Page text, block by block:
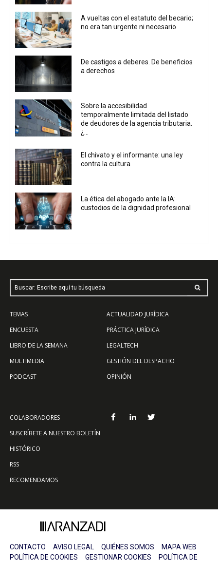
A vueltas con el estatuto del becario;
no era tan urgente ni necesario
De castigos a deberes. De beneficios
a derechos
Sobre la accesibilidad
temporalmente limitada del listado
de deudores de la agencia tributaria.
¿...
El chivato y el informante: una ley
contra la cultura
La ética del abogado ante la IA:
custodios de la dignidad profesional
Buscar: Escribe aquí tu búsqueda
TEMAS
ENCUESTA
LIBRO DE LA SEMANA
MULTIMEDIA
PODCAST
ACTUALIDAD JURÍDICA
PRÁCTICA JURÍDICA
LEGALTECH
GESTIÓN DEL DESPACHO
OPINIÓN
COLABORADORES
SUSCRÍBETE A NUESTRO BOLETÍN
HISTÓRICO
RSS
RECOMENDAMOS
CONTACTO AVISO LEGAL QUIÉNES SOMOS
MAPA WEB
POLÍTICA DE COOKIES
GESTIONAR COOKIES POLÍTICA DE